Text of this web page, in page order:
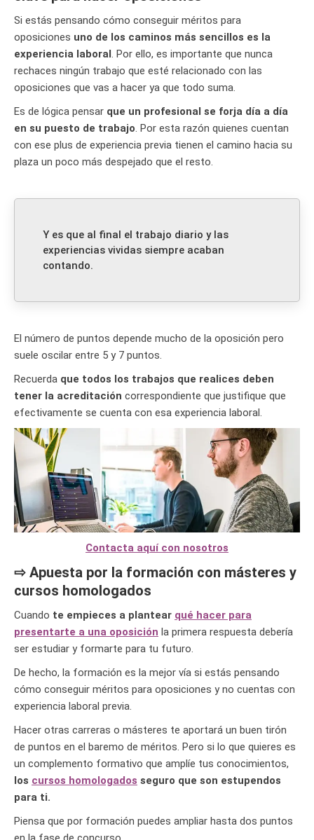
Si estás pensando cómo conseguir méritos para
oposiciones uno de los caminos más sencillos es la
experiencia laboral. Por ello, es importante que nunca
rechaces ningún trabajo que esté relacionado con las
oposiciones que vas a hacer ya que todo suma.
Es de lógica pensar que un profesional se forja día a día
en su puesto de trabajo. Por esta razón quienes cuentan
con ese plus de experiencia previa tienen el camino hacia su
plaza un poco más despejado que el resto.
Y es que al final el trabajo diario y las
experiencias vividas siempre acaban
contando.
El número de puntos depende mucho de la oposición pero
suele oscilar entre 5 y 7 puntos.
Recuerda que todos los trabajos que realices deben
tener la acreditación correspondiente que justifique que
efectivamente se cuenta con esa experiencia laboral.
Contacta aquí con nosotros
⇨ Apuesta por la formación con másteres y
cursos homologados
Cuando te empieces a plantear qué hacer para
presentarte a una oposición la primera respuesta debería
ser estudiar y formarte para tu futuro.
De hecho, la formación es la mejor vía si estás pensando
cómo conseguir méritos para oposiciones y no cuentas con
experiencia laboral previa.
Hacer otras carreras o másteres te aportará un buen tirón
de puntos en el baremo de méritos. Pero si lo que quieres es
un complemento formativo que amplíe tus conocimientos,
los cursos homologados seguro que son estupendos
para ti.
Piensa que por formación puedes ampliar hasta dos puntos